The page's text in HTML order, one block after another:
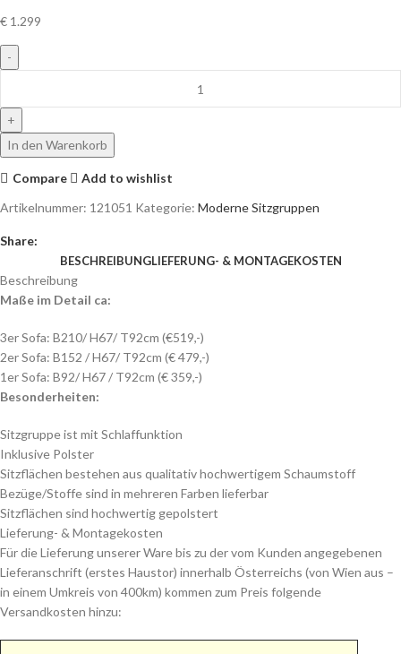
€ 1.299
In den Warenkorb
Compare
Add to wishlist
Artikelnummer: 121051 Kategorie: Moderne Sitzgruppen
Share:
BESCHREIBUNGLIEFERUNG- & MONTAGEKOSTEN
Beschreibung
Maße im Detail ca:
3er Sofa: B210/ H67/ T92cm (€519,-)
2er Sofa: B152 / H67/ T92cm (€ 479,-)
1er Sofa: B92/ H67 / T92cm (€ 359,-)
Besonderheiten:
Sitzgruppe ist mit Schlaffunktion
Inklusive Polster
Sitzflächen bestehen aus qualitativ hochwertigem Schaumstoff
Bezüge/Stoffe sind in mehreren Farben lieferbar
Sitzflächen sind hochwertig gepolstert
Lieferung- & Montagekosten
Für die Lieferung unserer Ware bis zu der vom Kunden angegebenen
Lieferanschrift (erstes Haustor) innerhalb Österreichs (von Wien aus –
in einem Umkreis von 400km) kommen zum Preis folgende
Versandkosten hinzu: